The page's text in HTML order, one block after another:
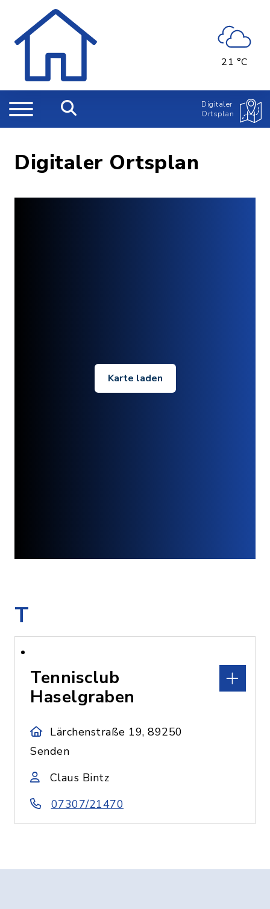
21 °C
Digitaler
Ortsplan
Digitaler Ortsplan
Karte laden
T
Tennisclub
Haselgraben
Lärchenstraße 19, 89250
Senden
Claus Bintz
07307/21470